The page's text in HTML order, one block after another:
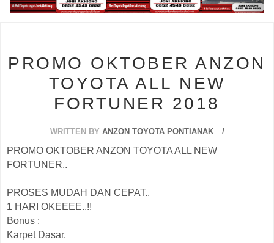
s
PROMO OKTOBER ANZON
TOYOTA ALL NEW
FORTUNER 2018
WRITTEN BY ANZON TOYOTA PONTIANAK
PROMO OKTOBER ANZON TOYOTA ALL NEW
FORTUNER..
PROSES MUDAH DAN CEPAT..
1 HARI OKEEEE..!!
Bonus :
Karpet Dasar.